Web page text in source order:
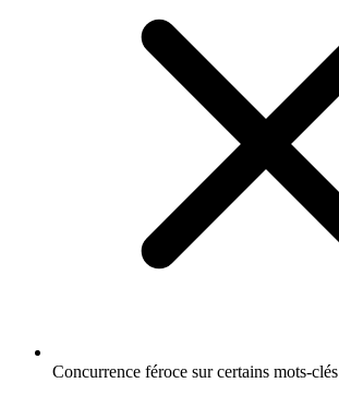
Concurrence féroce sur certains mots-clés